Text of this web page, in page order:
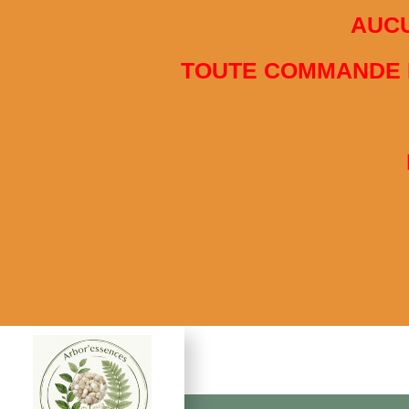
Nous utilisons des cookies pour vous garantir la
TOUTE